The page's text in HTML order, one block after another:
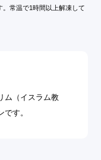
常温で1時間以上解凍して
ム（イスラム教
す。